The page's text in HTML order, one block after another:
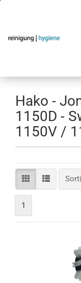
Hako -
1150D -
1150V /
1